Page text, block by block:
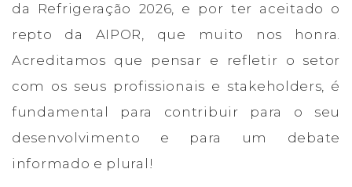
da Refrigeração 2026, e por ter aceitado o
repto da AIPOR, que muito nos honra.
Acreditamos que pensar e refletir o setor
com os seus profissionais e stakeholders, é
fundamental para contribuir para o seu
desenvolvimento e para um debate
informado e plural!